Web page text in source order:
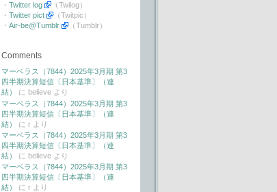
・ Twitter log
（Twilog）
・ Twitter pict
（Twitpic）
・ Air-be@Tumblr （Tumblr）
Comments
マーベラス（7844）2025年3月期 第3
四半期決算短信〔日本基準〕（連
結）
に believe より
マーベラス（7844）2025年3月期 第3
四半期決算短信〔日本基準〕（連
結）
に r より
マーベラス（7844）2025年3月期 第3
四半期決算短信〔日本基準〕（連
結）
に believe より
マーベラス（7844）2025年3月期 第3
四半期決算短信〔日本基準〕（連
結）
に r より